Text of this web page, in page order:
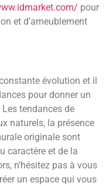
pour
et d’ameublement
évolution et il
pour donner un
tendances de
naturels, la présence
originale sont
caractère et de la
n’hésitez pas à vous
un espace qui vous